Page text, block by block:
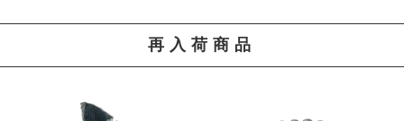
再入荷商品